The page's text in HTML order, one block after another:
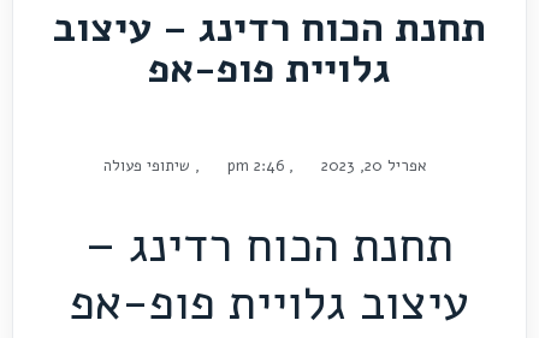
תחנת הכוח רדינג – עיצוב
גלויית פופ-אפ
אפריל 20, 2023 ,
2:46 pm
, שיתופי פעולה
תחנת הכוח רדינג –
עיצוב גלויית פופ-אפ